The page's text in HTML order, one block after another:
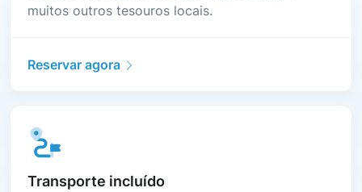
muitos outros tesouros locais.
Reservar agora
Transporte incluído